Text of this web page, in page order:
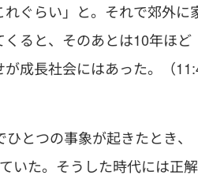
ぐらい」と。それで郊外に
ると、そのあとは10年ほど
成長社会にはあった。（
とつの事象が起きたとき、
いた。そうした時代には正解